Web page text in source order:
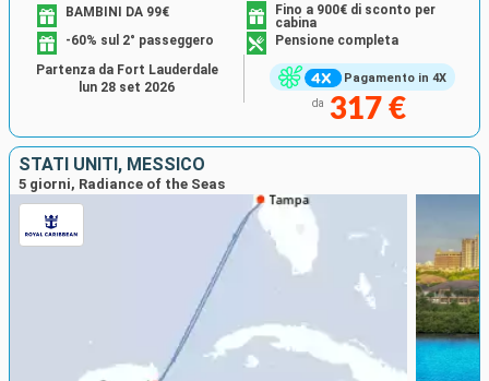
Pagamento in 4X
BAMBINI DA 99€
Fino a 900€ di sconto per
cabina
-60% sul 2° passeggero
Pensione completa
da 317 €
Partenza da Fort Lauderdale
lun 28 set 2026
STATI UNITI, MESSICO
5 giorni, Radiance of the Seas